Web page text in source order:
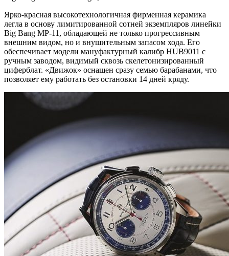
Ярко-красная высокотехнологичная фирменная керамика
легла в основу лимитированной сотней экземпляров линейки
Big Bang MP-11, обладающей не только прогрессивным
внешним видом, но и внушительным запасом хода. Его
обеспечивает модели мануфактурный калибр HUB9011 с
ручным заводом, видимый сквозь скелетонизированный
циферблат. «Движок» оснащен сразу семью барабанами, что
позволяет ему работать без остановки 14 дней кряду.